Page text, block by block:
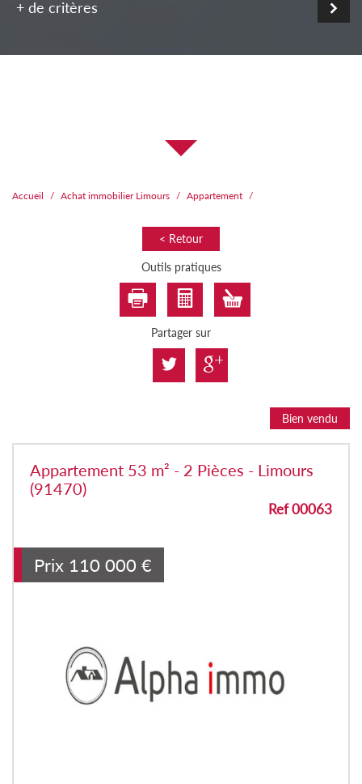
+ de critères
Accueil Achat immobilier Limours Appartement
< Retour
Outils pratiques
Partager sur
Bien vendu
Appartement 53 m² - 2 Pièces - Limours
(91470)
Ref 00063
Prix 110 000 €